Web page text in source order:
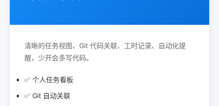
清晰的任务视图、Git 代码关联、工时记录、自动化提
醒，少开会多写代码。
✅ 个人任务看板
✅ Git 自动关联